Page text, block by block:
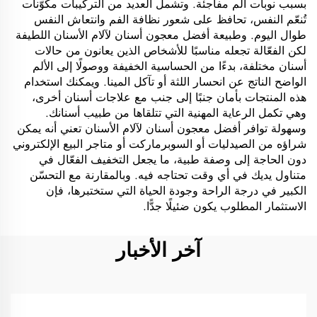
بسبب نوبات ألم مفاجئة. وتشمل العديد من التركيبات مكوّنات
تُنعّم النفس، تحافظ على شعور نظافة الفم وانتعاش النفس
طوال اليوم. وطبيعة أفضل معجون أسنان لآلام الأسنان اللطيفة
لكن الفعّالة تجعله مناسبًا للأشخاص الذين يعانون من حالات
أسنان مختلفة، بدءًا من الحساسية الخفيفة ووصولًا إلى الألم
الواضح الناتج عن انحسار اللثة أو تآكل المينا. ويمكنك استخدام
هذه المنتجات بأمان جنبًا إلى جنب مع علاجات أسنان أخرى،
وهي تكمل الرعاية المهنية التي تتلقاها من طبيب أسنانك.
وسهولة توافر أفضل معجون أسنان لآلام الأسنان تعني أنه يمكن
شراؤه من الصيدليات أو السوبرماركت أو متاجر البيع الإلكتروني
دون الحاجة إلى وصفة طبية، ما يجعل التخفيف الفعّال في
متناول يديك في أي وقت تحتاجه فيه. وبالمقارنة مع التحسّن
الكبير في درجة الراحة وجودة الحياة التي ستختبرها، فإن
الاستثمار المطلوب يكون ضئيلًا جدًّا.
آخر الأخبار